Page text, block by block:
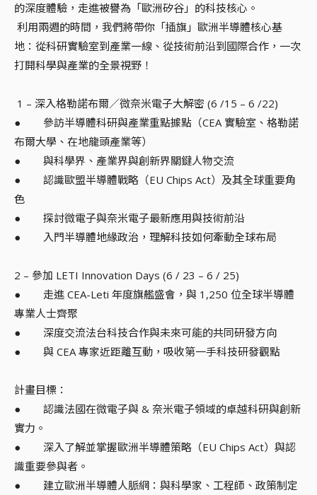
的深度體驗，走進被譽為「歐洲矽谷」的科技核心。
利用兩週的時間，我們將帶你「插旗」歐洲半導體核心基
地：從科研實驗室到產業一線、從技術前沿到國際合作，一次
打開科學與產業的全景視野！
1 – 深入格勒諾布爾／微奈米電子大解密 (6 /15 – 6 /22)
● 參訪半導體科研與產業重點據點（CEA 實驗室、格勒諾
布爾大學、在地龍頭產業等）
● 與科學界、產業界與創新界關鍵人物交流
● 認識歐盟半導體戰略（EU Chips Act）及其全球重要角
色
● 探討微電子與奈米電子最新應用與技術前沿
● 入門半導體地緣政治，理解科技如何牽動全球布局
2 – 參加 LETI Innovation Days (6 / 23 – 6 / 25)
● 走進 CEA-Leti 年度旗艦盛會，與 1,250 位全球半導體
專業人士齊聚
● 深度交流法台科技合作與未來可能的共同研發方向
● 與 CEA 專家近距離互動，吸收第一手科技研發觀點
計畫目標：
● 認識法國在微電子與 & 奈米電子領域的卓越科研與創新
實力。
● 深入了解並掌握歐洲半導體策略（EU Chips Act）與認
識重要參與者。
● 建立歐洲半導體人脈網：與科學家、工程師、政策制定